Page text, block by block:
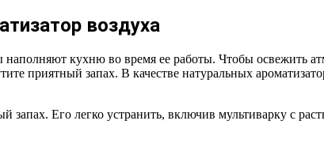
воздуха
кухню во время ее работы. Чтобы освежить
приятный запах. В качестве натуральных
запах. Его легко устранить, включив мультиварку с